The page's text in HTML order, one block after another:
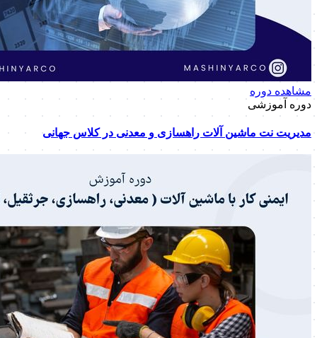
مشاهده دوره
دوره آموزشی
مدیریت نت ماشین آلات راهسازی و معدنی در کلاس جهانی